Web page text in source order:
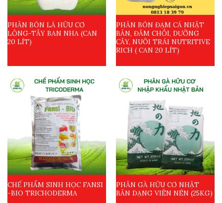
PHÂN BÓN LÁ HỮU CƠ
LỎNG-TÂY BAN NHA (CAN
20 LÍT)
PHÂN BÓN ĐẠM CÁ NHẬT
BẢN, ĐÂM CHỒI, DƯỠNG
CÂY, NUÔI TRÁI NUTRITIVE
RICH ( CAN 20 LÍT)
CHẾ PHẨM SINH HỌC FANSI
-BIO TRICHODERMA
PHÂN GÀ HỮU CƠ NHẬT
BẢN DẠNG VIÊN NÉN (25KG)